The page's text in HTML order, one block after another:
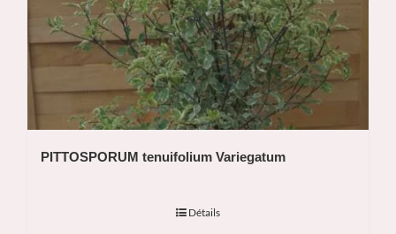
PITTOSPORUM tenuifolium Variegatum
Détails